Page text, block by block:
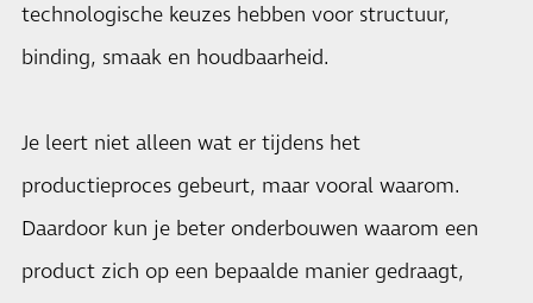
technologische keuzes hebben voor structuur,
binding, smaak en houdbaarheid.
Je leert niet alleen wat er tijdens het
productieproces gebeurt, maar vooral waarom.
Daardoor kun je beter onderbouwen waarom een
product zich op een bepaalde manier gedraagt,